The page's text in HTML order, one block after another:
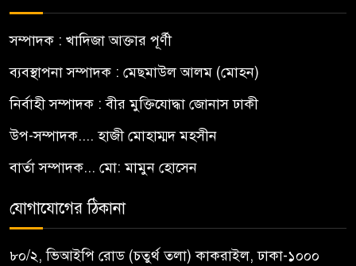
সম্পাদক : খাদিজা আক্তার পূর্ণী
ব্যবস্থাপনা সম্পাদক : মেছমাউল আলম (মোহন)
নির্বাহী সম্পাদক : বীর মুক্তিযোদ্ধা জোনাস ঢাকী
উপ-সম্পাদক.... হাজী মোহাম্মদ মহসীন
বার্তা সম্পাদক... মো: মামুন হোসেন
যোগাযোগের ঠিকানা
৮০/২, ভিআইপি রোড (চতুর্থ তলা) কাকরাইল, ঢাকা-১০০০